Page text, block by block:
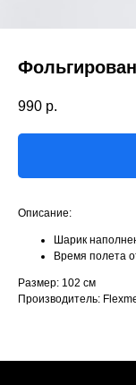
990 р.
Описание:
Шарик
Время полета
Размер: 102 см
Производитель: